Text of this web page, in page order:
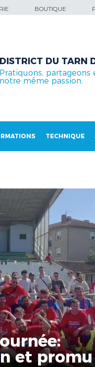
BOUTIQUE
DISTRICT DU TARN
Pratiquons, partageons
notre même passion.
TECHNIQUE
et promu